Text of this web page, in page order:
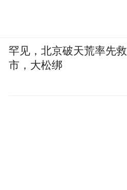
罕见，北京破天荒率先救
市，大松绑